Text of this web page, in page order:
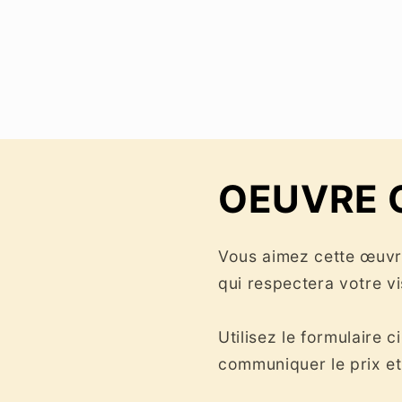
OEUVRE
Vous aimez cette
qui respectera votre
Utilisez le formulaire
communiquer le prix